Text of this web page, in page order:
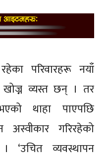
परिवारहरू नयाँ
खोज्न व्यस्त छन् । तर
थाहा पाएपछि
गरिरहेको
‘उचित व्यवस्थापन